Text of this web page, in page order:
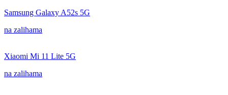
Samsung Galaxy A52s 5G
na zalihama
Xiaomi Mi 11 Lite 5G
na zalihama